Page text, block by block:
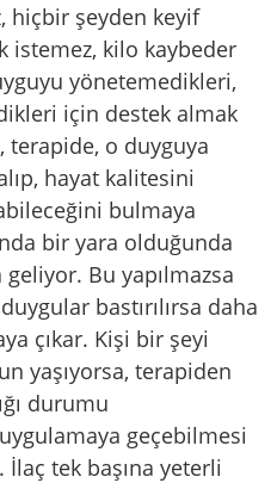
hiçbir şeyden keyif
istemez, kilo kaybeder
yönetemedikleri,
için destek almak
terapide, o duyguya
hayat kalitesini
bulmaya
bir yara olduğunda
Bu yapılmazsa
bastırılırsa daha
çıkar. Kişi bir şeyi
yaşıyorsa, terapiden
durumu
geçebilmesi
tek başına yeterli